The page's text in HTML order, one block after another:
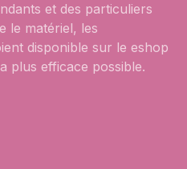
et des particuliers
le matériel, les
disponible sur le eshop
plus efficace possible.